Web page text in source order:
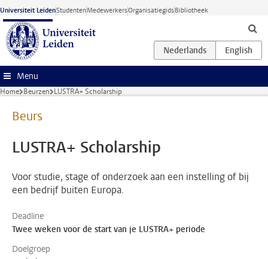
Ga naar hoofdinhoud
Universiteit LeidenStudentenMedewerkersOrganisatiegidsBibliotheek
Menu
Home Beurzen LUSTRA+ Scholarship
Beurs
LUSTRA+ Scholarship
Voor studie, stage of onderzoek aan een instelling of bij
een bedrijf buiten Europa.
Deadline
Twee weken voor de start van je LUSTRA+ periode
Doelgroep